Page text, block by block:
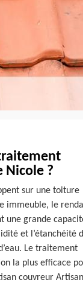
Nicole ?
sur une toiture
immeuble, le
une grande
et l’étanchéité
Le traitement
la plus efficace
couvreur Artisan